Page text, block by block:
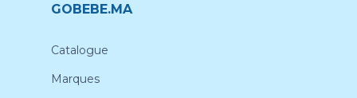
GOBEBE.MA
Catalogue
Marques